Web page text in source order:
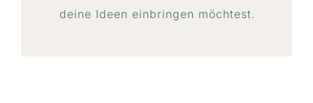
deine Ideen einbringen möchtest.